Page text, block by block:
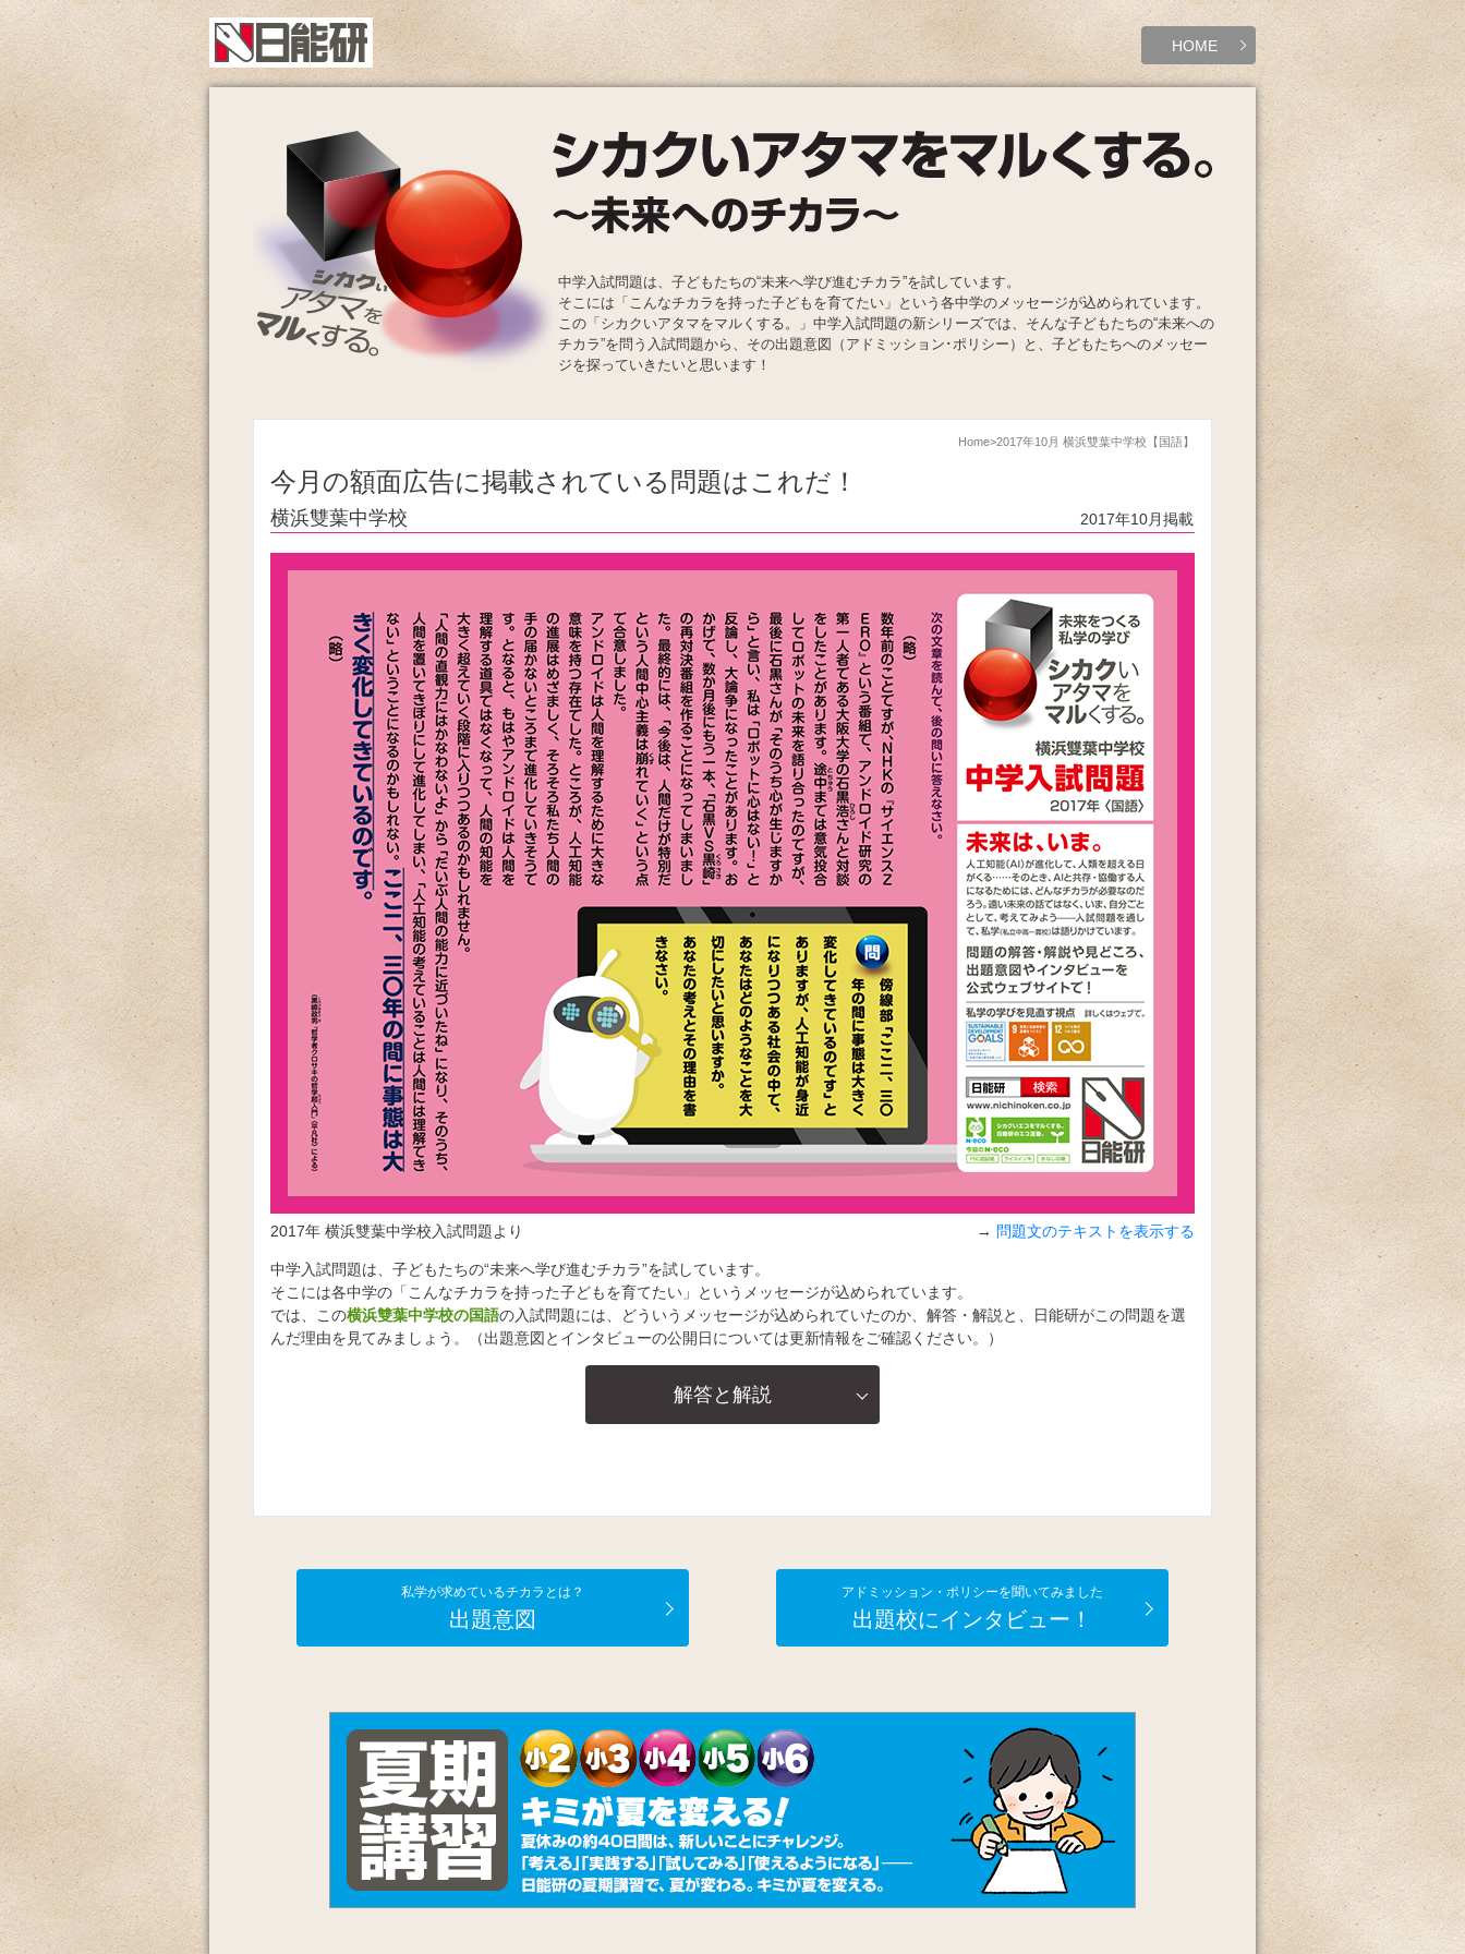
HOME
中学入試問題は、子どもたちの“未来へ学び進むチカラ”を試しています。
そこには「こんなチカラを持った子どもを育てたい」という各中学のメッセージが込められています。
この「シカクいアタマをマルくする。」中学入試問題の新シリーズでは、そんな子どもたちの“未来への
チカラ”を問う入試問題から、その出題意図（アドミッション･ポリシー）と、子どもたちへのメッセー
ジを探っていきたいと思います！
Home 2017年10月 横浜雙葉中学校【国語】
今月の額面広告に掲載されている問題はこれだ！
横浜雙葉中学校 2017年10月掲載
2017年 横浜雙葉中学校入試問題より 問題文のテキストを表示する
中学入試問題は、子どもたちの“未来へ学び進むチカラ”を試しています。
そこには各中学の「こんなチカラを持った子どもを育てたい」というメッセージが込められています。
では、この横浜雙葉中学校の国語の入試問題には、どういうメッセージが込められていたのか、解答・解説と、日能研がこの問題を選
んだ理由を見てみましょう。（出題意図とインタビューの公開日については更新情報をご確認ください。）
解答と解説
私学が求めているチカラとは？
出題意図
アドミッション・ポリシーを聞いてみました
出題校にインタビュー！